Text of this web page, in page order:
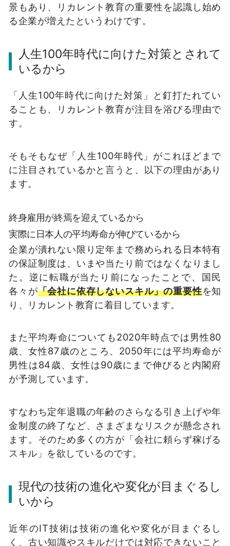
景もあり、リカレント教育の重要性を認識し始め
る企業が増えたというわけです。
人生100年時代に向けた対策とされて
いるから
「人生100年時代に向けた対策」と釘打たれてい
ることも、リカレント教育が注目を浴びる理由で
す。
そもそもなぜ「人生100年時代」がこれほどまで
に注目されているかと言うと、以下の理由があり
ます。
終身雇用が終焉を迎えているから
実際に日本人の平均寿命が伸びているから
企業が潰れない限り定年まで務められる日本特有
の保証制度は、いまや当たり前ではなくなりまし
た。逆に転職が当たり前になったことで、国民
各々が「会社に依存しないスキル」の重要性を知
り、リカレント教育に着目しています。
また平均寿命についても2020年時点では男性80
歳、女性87歳のところ、2050年には平均寿命が
男性は84歳、女性は90歳にまで伸びると内閣府
が予測しています。
すなわち定年退職の年齢のさらなる引き上げや年
金制度の終了など、さまざまなリスクが懸念され
ます。そのため多くの方が「会社に頼らず稼げる
スキル」を欲しているのです。
現代の技術の進化や変化が目まぐるし
いから
近年のIT技術は技術の進化や変化が目まぐるし
く、古い知識やスキルだけでは対応できないこと